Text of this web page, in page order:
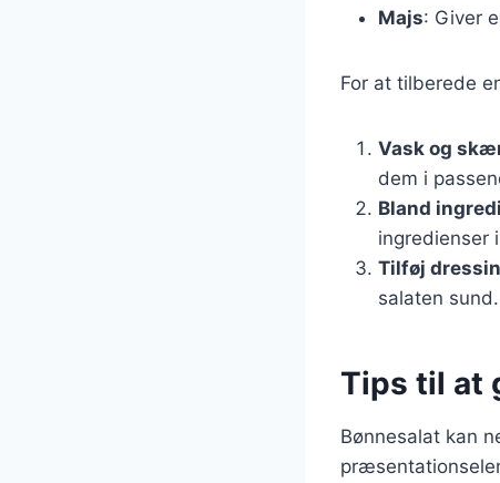
Majs: Giver
For at tilberede
Vask og
dem i
Bland
ingredienser
Tilføj
salaten sund.
Tips til at
Bønnesalat kan